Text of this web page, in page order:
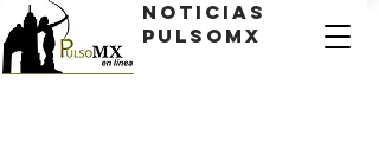
Noticias
PulsoMX